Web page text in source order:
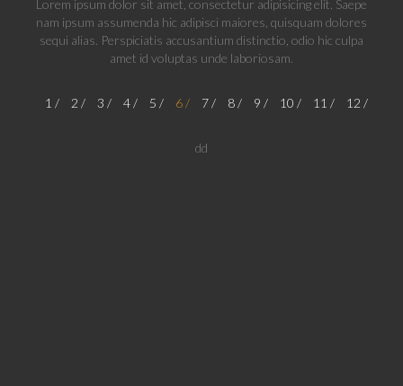
Lorem ipsum dolor sit amet, consectetur adipisicing elit. Saepe
nam ipsum assumenda hic adipisci maiores, quisquam dolores
sequi alias. Perspiciatis accusantium distinctio, odio hic culpa
amet id voluptas unde laboriosam.
1 2 3 4 5 6 7 8 9 10 11 12
dd